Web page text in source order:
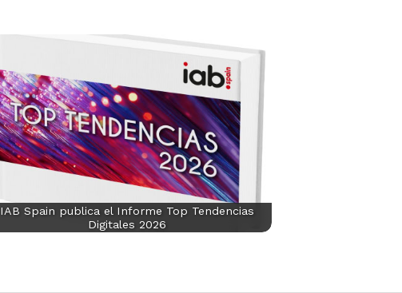
IAB Spain publica el Informe Top Tendencias
Digitales 2026